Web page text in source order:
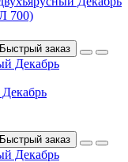
700)
Быстрый заказ
Быстрый заказ